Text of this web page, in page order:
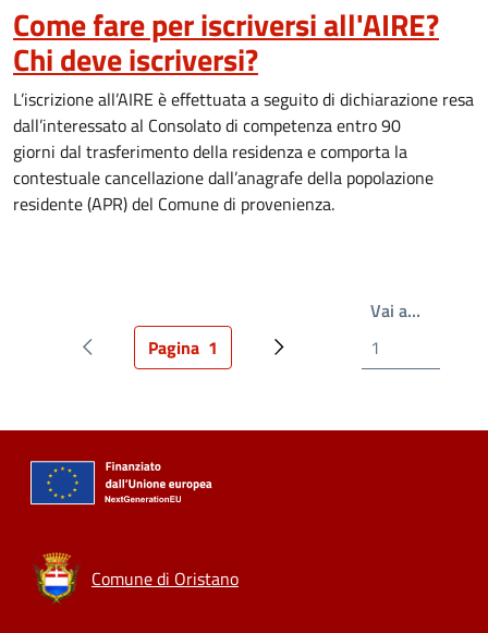
Come fare per iscriversi all'AIRE?
Chi deve iscriversi?
L’iscrizione all’AIRE è effettuata a seguito di dichiarazione resa
dall’interessato al Consolato di competenzaentro90
giorni dal trasferimento della residenzae comporta la
contestuale cancellazione dall’anagrafe della popolazione
residente (APR) del Comune di provenienza.
Pagina precedentePagina attuale
Pagina 1 Prossima pagina
Vai a…
Comune di Oristano